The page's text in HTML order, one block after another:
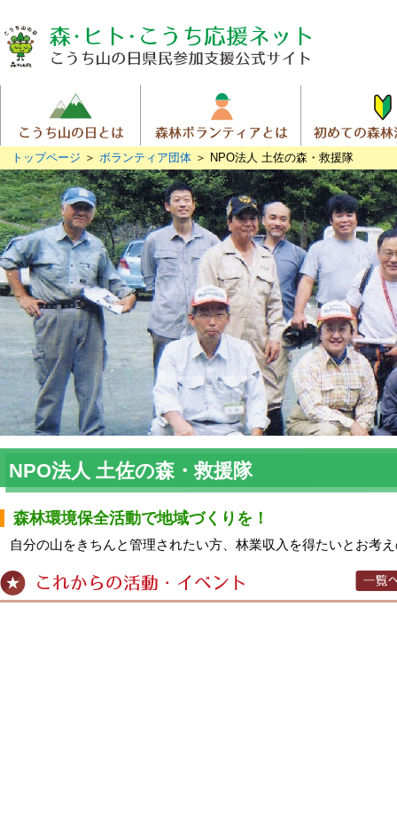
トップページ ＞ボランティア団体 ＞ NPO法人 土佐の森・救援隊
NPO法人 土佐の森・救援隊
森林環境保全活動で地域づくりを！
自分の山をきちんと管理されたい方、林業収入を得たいとお考